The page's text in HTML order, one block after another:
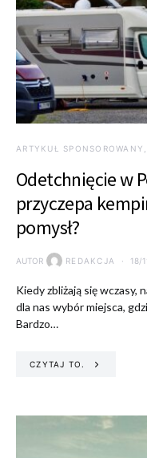
ARTYKUŁ SPONSOROWANY
Odetchnięcie w
przyczepa
pomysł?
AUTOR REDAKCJA 18/
Kiedy zbliżają się wczasy,
dla nas wybór miejsca,
Bardzo…
CZYTAJ TO.